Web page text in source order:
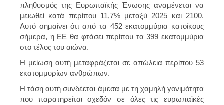
πληθυσμός της Ευρωπαϊκής Ένωσης αναμένεται να
μειωθεί κατά περίπου 11,7% μεταξύ 2025 και 2100.
Αυτό σημαίνει ότι από τα 452 εκατομμύρια κατοίκους
σήμερα, η ΕΕ θα φτάσει περίπου τα 399 εκατομμύρια
στο τέλος του αιώνα.
Η μείωση αυτή μεταφράζεται σε απώλεια περίπου 53
εκατομμυρίων ανθρώπων.
Η τάση αυτή συνδέεται άμεσα με τη χαμηλή γονιμότητα
που παρατηρείται σχεδόν σε όλες τις ευρωπαϊκές